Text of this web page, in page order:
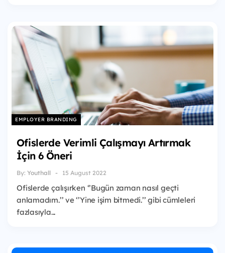
EMPLOYER BRANDING
Ofislerde Verimli Çalışmayı Artırmak
İçin 6 Öneri
By: Youthall 15 August 2022
Ofislerde çalışırken ‘’Bugün zaman nasıl geçti
anlamadım.’’ ve ‘’Yine işim bitmedi.’’ gibi cümleleri
fazlasıyla...